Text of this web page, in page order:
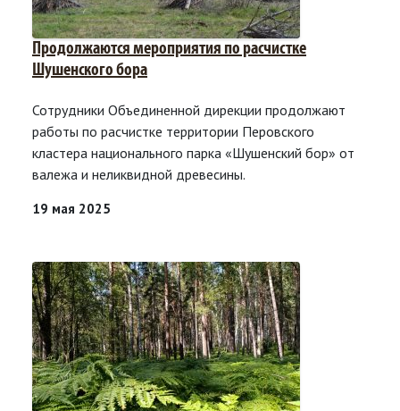
Продолжаются мероприятия по расчистке
Шушенского бора
Сотрудники Объединенной дирекции продолжают
работы по расчистке территории Перовского
кластера национального парка «Шушенский бор» от
валежа и неликвидной древесины.
19 мая 2025